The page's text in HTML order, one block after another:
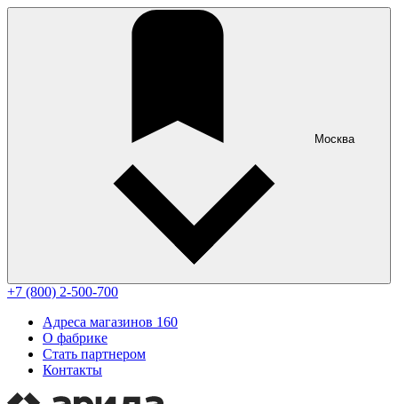
Москва
+7 (800) 2-500-700
Адреса магазинов 160
О фабрике
Стать партнером
Контакты